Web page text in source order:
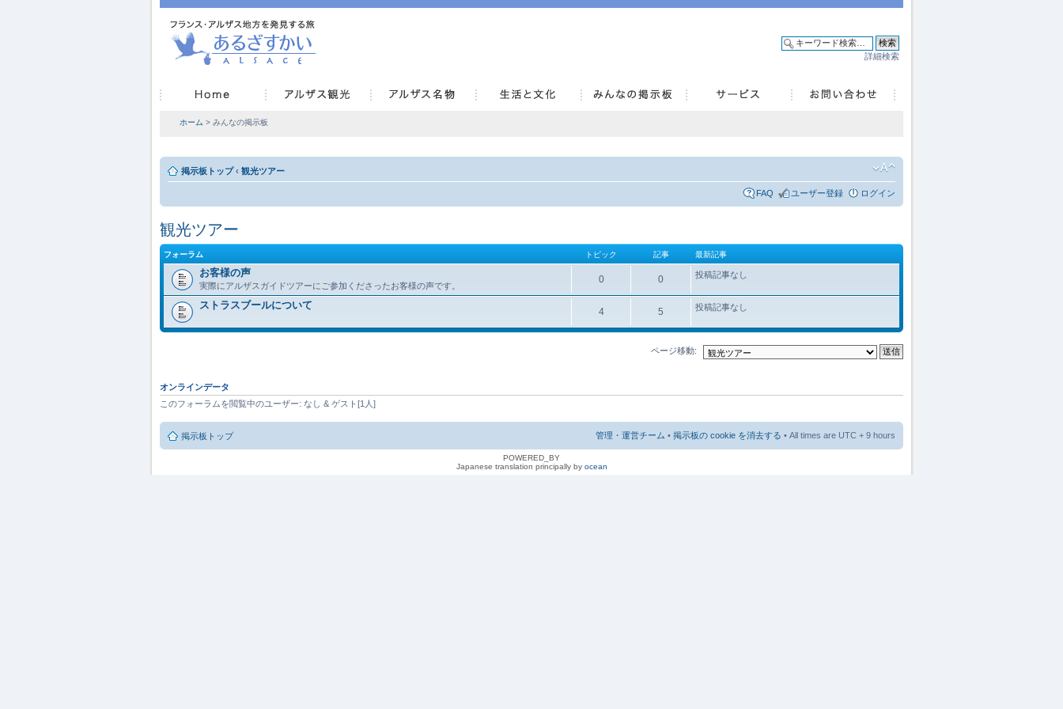
詳細検索
ホーム > みんなの掲示板
掲示板トップ ‹ 観光ツアー
FAQ ユーザー登録 ログイン
観光ツアー
フォーラム トピック 記事 最新記事
お客様の声
実際にアルザスガイドツアーにご参加くださったお客様の声です。
0 0 投稿記事なし
ストラスブールについて
4 5 投稿記事なし
ページ移動:
オンラインデータ
このフォーラムを閲覧中のユーザー: なし & ゲスト[1人]
掲示板トップ 管理・運営チーム • 掲示板の cookie を消去する • All times are UTC + 9 hours
POWERED_BY
Japanese translation principally by ocean